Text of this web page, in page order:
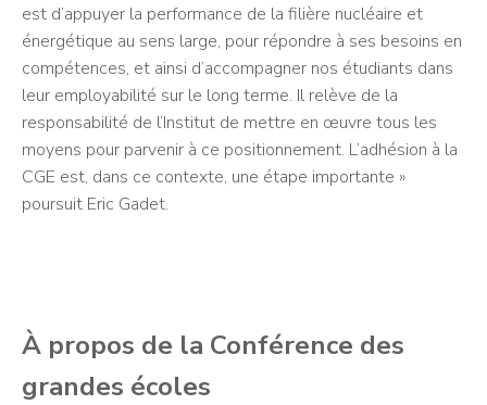
est d’appuyer la performance de la filière nucléaire et
énergétique au sens large, pour répondre à ses besoins en
compétences, et ainsi d’accompagner nos étudiants dans
leur employabilité sur le long terme. Il relève de la
responsabilité de l’Institut de mettre en œuvre tous les
moyens pour parvenir à ce positionnement. L’adhésion à la
CGE est, dans ce contexte, une étape importante »
poursuit Eric Gadet.
À propos de la Conférence des
grandes écoles